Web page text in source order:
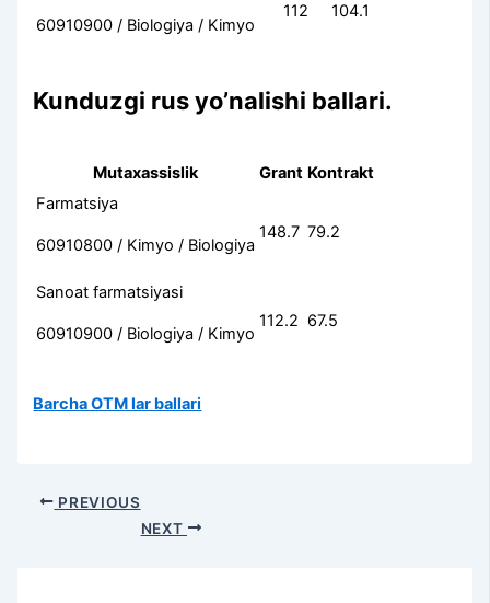
60910900 / Biologiya / Kimyo
112 104.1
Kunduzgi rus yo’nalishi ballari.
Mutaxassislik Grant Kontrakt
Farmatsiya
60910800 / Kimyo / Biologiya
148.7 79.2
Sanoat farmatsiyasi
60910900 / Biologiya / Kimyo
112.2 67.5
Barcha OTM lar ballari
PREVIOUS
NEXT